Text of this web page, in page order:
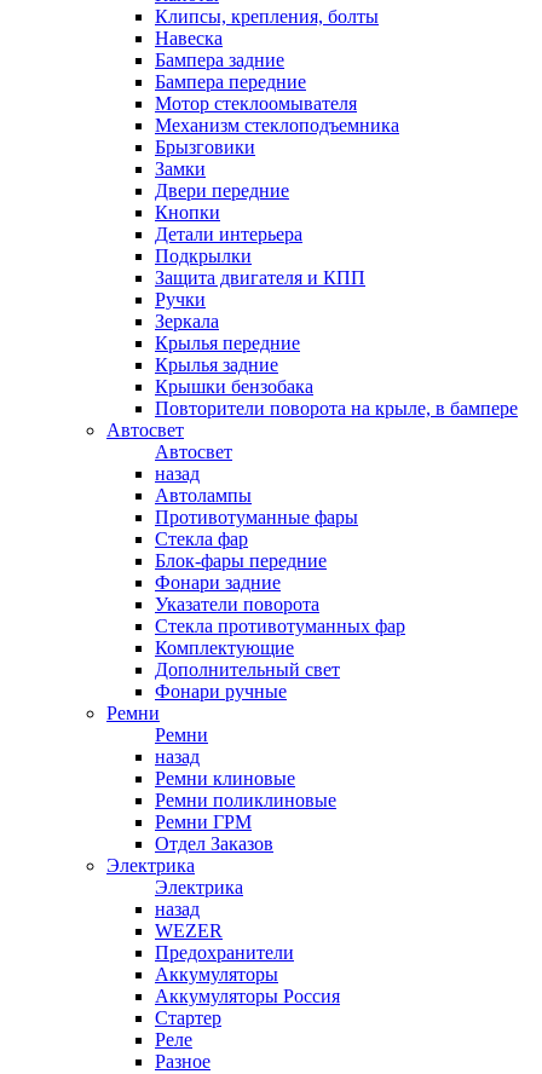
Клипсы, крепления, болты
Навеска
Бампера задние
Бампера передние
Мотор стеклоомывателя
Механизм стеклоподъемника
Брызговики
Замки
Двери передние
Кнопки
Детали интерьера
Подкрылки
Защита двигателя и КПП
Ручки
Зеркала
Крылья передние
Крылья задние
Крышки бензобака
Повторители поворота на крыле, в бампере
Автосвет
Автосвет
назад
Автолампы
Противотуманные фары
Стекла фар
Блок-фары передние
Фонари задние
Указатели поворота
Стекла противотуманных фар
Комплектующие
Дополнительный свет
Фонари ручные
Ремни
Ремни
назад
Ремни клиновые
Ремни поликлиновые
Ремни ГРМ
Отдел Заказов
Электрика
Электрика
назад
WEZER
Предохранители
Аккумуляторы
Аккумуляторы Россия
Стартер
Реле
Разное